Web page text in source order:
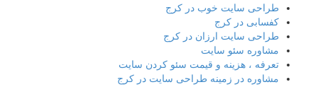
طراحی سایت خوب در کرج
کفسابی در کرج
طراحی سایت ارزان در کرج
مشاوره سئو سایت
تعرفه ، هزینه و قیمت سئو کردن سایت
مشاوره در زمینه طراحی سایت در کرج